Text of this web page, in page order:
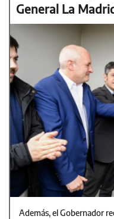
General La
Además, el Gobernador